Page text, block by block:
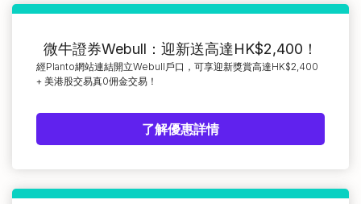
微牛證券Webull：迎新送高達HK$2,400！
經Planto網站連結開立Webull戶口，可享迎新獎賞高達HK$2,400
+ 美港股交易真0佣金交易！
了解優惠詳情